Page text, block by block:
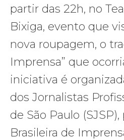
partir das 22h, no
Bixiga, evento que
nova roupagem, o
Imprensa” que
iniciativa é
dos Jornalistas
de São Paulo
Brasileira de